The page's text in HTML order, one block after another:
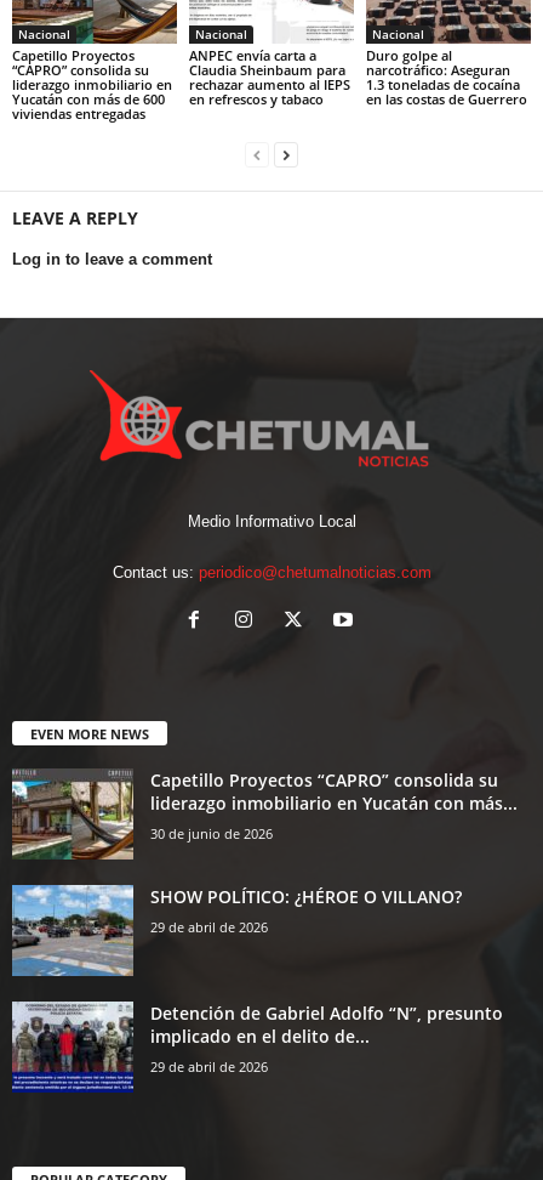
Nacional
Capetillo Proyectos
“CAPRO” consolida su
liderazgo inmobiliario en
Yucatán con más de 600
viviendas entregadas
Nacional
ANPEC envía carta a
Claudia Sheinbaum para
rechazar aumento al IEPS
en refrescos y tabaco
Nacional
Duro golpe al
narcotráfico: Aseguran
1.3 toneladas de cocaína
en las costas de Guerrero
LEAVE A REPLY
Log in to leave a comment
Medio Informativo Local
Contact us: periodico@chetumalnoticias.com
EVEN MORE NEWS
Capetillo Proyectos “CAPRO” consolida su
liderazgo inmobiliario en Yucatán con más...
30 de junio de 2026
SHOW POLÍTICO: ¿HÉROE O VILLANO?
29 de abril de 2026
Detención de Gabriel Adolfo “N”, presunto
implicado en el delito de...
29 de abril de 2026